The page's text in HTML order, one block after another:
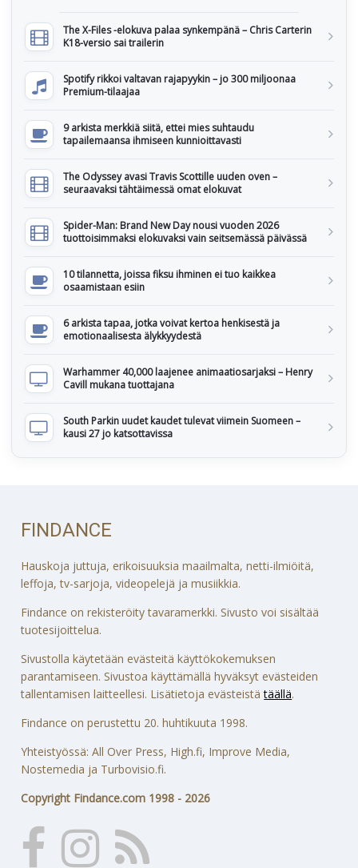
The X-Files -elokuva palaa synkempänä – Chris Carterin
K18-versio sai trailerin
Spotify rikkoi valtavan rajapyykin – jo 300 miljoonaa
Premium-tilaajaa
9 arkista merkkiä siitä, ettei mies suhtaudu
tapailemaansa ihmiseen kunnioittavasti
The Odyssey avasi Travis Scottille uuden oven –
seuraavaksi tähtäimessä omat elokuvat
Spider-Man: Brand New Day nousi vuoden 2026
tuottoisimmaksi elokuvaksi vain seitsemässä päivässä
10 tilannetta, joissa fiksu ihminen ei tuo kaikkea
osaamistaan esiin
6 arkista tapaa, jotka voivat kertoa henkisestä ja
emotionaalisesta älykkyydestä
Warhammer 40,000 laajenee animaatiosarjaksi – Henry
Cavill mukana tuottajana
South Parkin uudet kaudet tulevat viimein Suomeen –
kausi 27 jo katsottavissa
FINDANCE
Hauskoja juttuja, erikoisuuksia maailmalta, netti-ilmiöitä,
leffoja, tv-sarjoja, videopelejä ja musiikkia.
Findance on rekisteröity tavaramerkki. Sivusto voi sisältää
tuotesijoittelua.
Sivustolla käytetään evästeitä käyttökokemuksen
parantamiseen. Sivustoa käyttämällä hyväksyt evästeiden
tallentamisen laitteellesi. Lisätietoja evästeistätäällä.
Findance on perustettu 20. huhtikuuta 1998.
Yhteistyössä: All Over Press, High.fi, Improve Media,
Nostemedia ja Turbovisio.fi.
Copyright Findance.com 1998 - 2026